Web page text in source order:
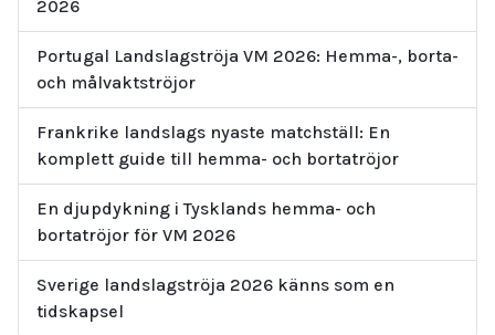
2026
Portugal Landslagströja VM 2026: Hemma-, borta-
och målvaktströjor
Frankrike landslags nyaste matchställ: En
komplett guide till hemma- och bortatröjor
En djupdykning i Tysklands hemma- och
bortatröjor för VM 2026
Sverige landslagströja 2026 känns som en
tidskapsel